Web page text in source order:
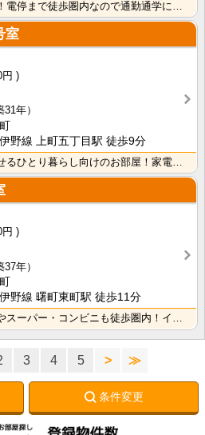
室
円
31年）
野線 上町五丁目駅 徒歩9分
わんちゃんねこちゃんと暮らせるひとり暮らし向けのお部屋！家電付きプラン選べます♪洗濯機・冷蔵庫・電子･･･
円
37年）
野線 曙町東町駅 徒歩11分
商業施設の建ち並ぶ土佐道路やスーパー・コンビニも徒歩圏内！インターネット月額接続使用料無料で月々の生･･･
3 4 5 > ≫
条件変更